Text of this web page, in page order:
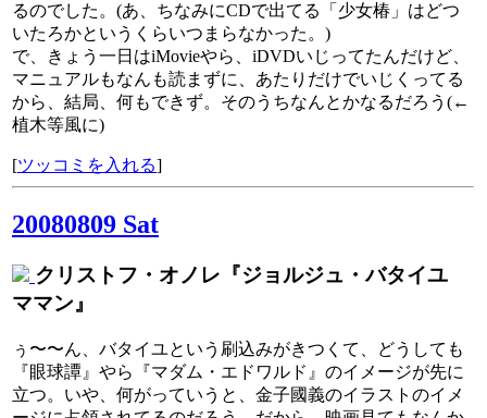
るのでした。(あ、ちなみにCDで出てる「少女椿」はどつ
いたろかというくらいつまらなかった。)
で、きょう一日はiMovieやら、iDVDいじってたんだけど、
マニュアルもなんも読まずに、あたりだけでいじくってる
から、結局、何もできず。そのうちなんとかなるだろう(←
植木等風に)
[ツッコミを入れる]
20080809 Sat
クリストフ・オノレ『ジョルジュ・バタイユ
ママン』
ぅ〜〜ん、バタイユという刷込みがきつくて、どうしても
『眼球譚』やら『マダム・エドワルド』のイメージが先に
立つ。いや、何がっていうと、金子國義のイラストのイメ